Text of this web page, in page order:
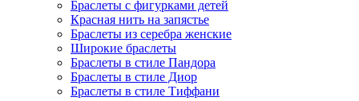
Браслеты с фигурками детей
Красная нить на запястье
Браслеты из серебра женские
Широкие браслеты
Браслеты в стиле Пандора
Браслеты в стиле Диор
Браслеты в стиле Тиффани